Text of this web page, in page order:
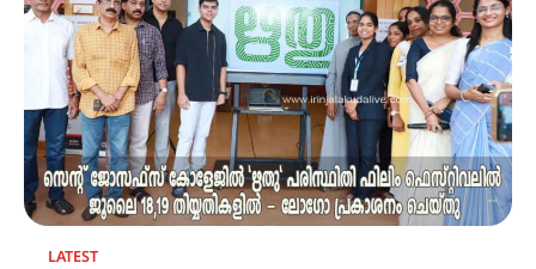
LATEST